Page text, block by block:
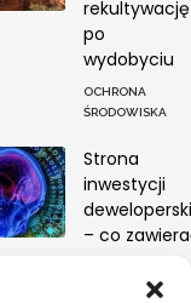
rekultywację
po
wydobyciu
OCHRONA
ŚRODOWISKA
Strona
inwestycji
– co